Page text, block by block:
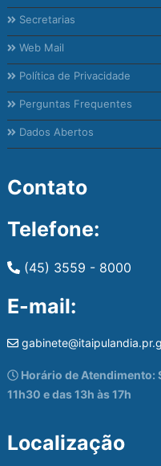
Secretarias
Web Mail
Política de Privacidade
Perguntas Frequentes
Dados Abertos
Contato
Telefone:
(45) 3559 - 8000
E-mail:
Horário de Atendimento:
11h30 e das 13h às 17h
Localização